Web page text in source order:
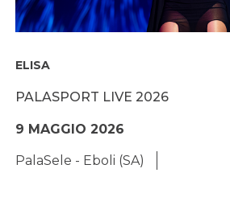
ELISA
PALASPORT LIVE 2026
9 MAGGIO 2026
PalaSele - Eboli (SA)